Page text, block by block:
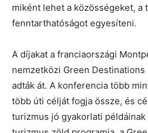
miként lehet a közösségeket,
fenntarthatóságot egyesíteni.
A díjakat a franciaországi
nemzetközi Green
adták át. A konferencia több
több úti célját fogja össze, és
turizmus jó gyakorlati